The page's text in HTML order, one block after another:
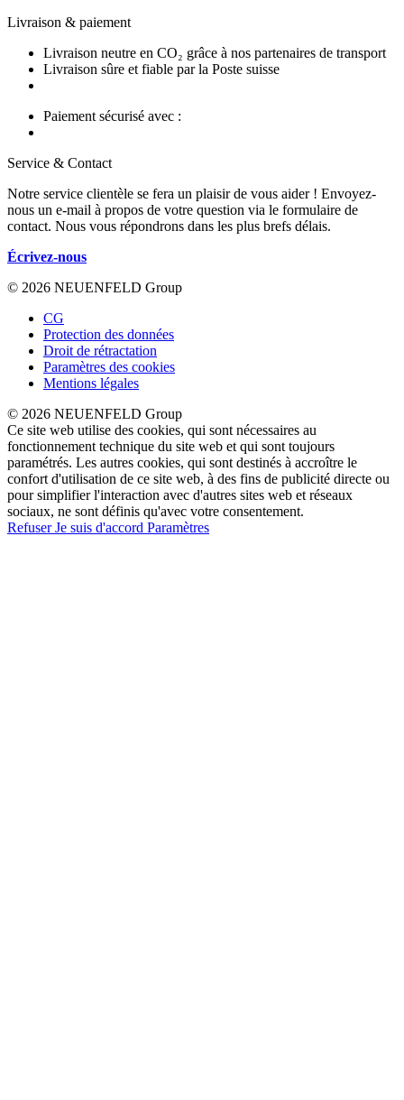
Livraison & paiement
Livraison neutre en CO₂ grâce à nos partenaires de transport
Livraison sûre et fiable par la Poste suisse
Paiement sécurisé avec :
Service & Contact
Notre service clientèle se fera un plaisir de vous aider ! Envoyez-
nous un e-mail à propos de votre question via le formulaire de
contact. Nous vous répondrons dans les plus brefs délais.
Écrivez-nous
© 2026 NEUENFELD Group
CG
Protection des données
Droit de rétractation
Paramètres des cookies
Mentions légales
© 2026 NEUENFELD Group
Ce site web utilise des cookies, qui sont nécessaires au
fonctionnement technique du site web et qui sont toujours
paramétrés. Les autres cookies, qui sont destinés à accroître le
confort d'utilisation de ce site web, à des fins de publicité directe ou
pour simplifier l'interaction avec d'autres sites web et réseaux
sociaux, ne sont définis qu'avec votre consentement.
RefuserJe suis d'accord Paramètres